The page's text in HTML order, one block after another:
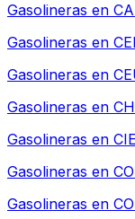
Gasolineras en
Gasolineras en
Gasolineras en
Gasolineras en
Gasolineras en
Gasolineras en
Gasolineras en